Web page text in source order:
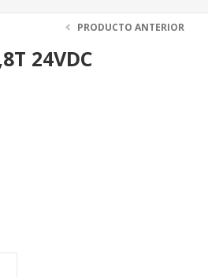
PRODUCTO ANTERIOR
24VDC